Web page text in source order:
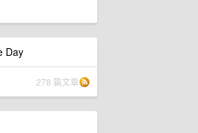
Day
278 篇文章